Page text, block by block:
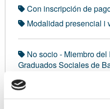
Con inscripción de
Modalidad presencial i
No socio - Miembro
Graduados Sociales de
Miembros del Ilustre
Sociales de Tarragona: